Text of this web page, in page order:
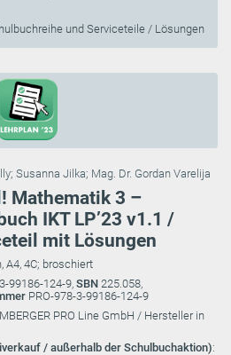
und Serviceteile / Lösungen
; Susanna Jilka; Mag. Dr. Gordan Varelija
Mathematik 3 –
IKT LP’23 v1.1 /
mit Lösungen
A4, 4C; broschiert
99186-124-9, SBN 225.058,
PRO-978-3-99186-124-9
PRO Line GmbH / Hersteller in
/ außerhalb der Schulbuchaktion):